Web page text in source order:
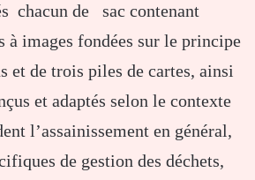
chacun de sac contenant
à images fondées sur le principe
et de trois piles de cartes, ainsi
et adaptés selon le contexte
l’assainissement en général,
de gestion des déchets,